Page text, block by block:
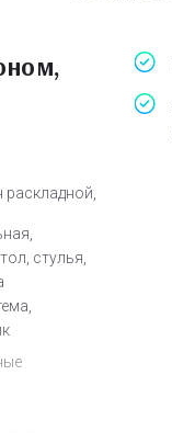
раскладной,
стулья,